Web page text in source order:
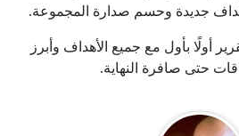
جديدة وحسم صدارة المجموعة.
أولًا بأول مع جميع الأهداف وأبرز
حتى صافرة النهاية.